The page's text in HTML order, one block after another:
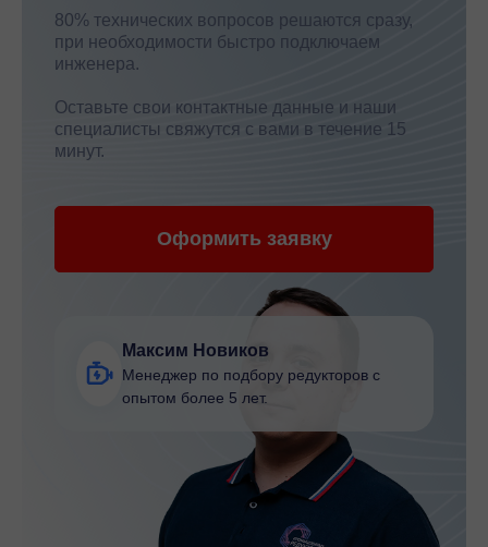
80% технических вопросов решаются сразу,
при необходимости быстро подключаем
инженера.
Оставьте свои контактные данные и наши
специалисты свяжутся с вами в течение 15
минут.
Оформить заявку
Максим Новиков
Менеджер по подбору редукторов с
опытом более 5 лет.